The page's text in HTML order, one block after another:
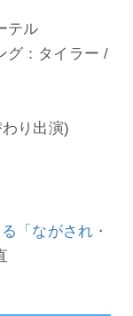
テル
グ：タイラー /
り出演)
「ながされ・